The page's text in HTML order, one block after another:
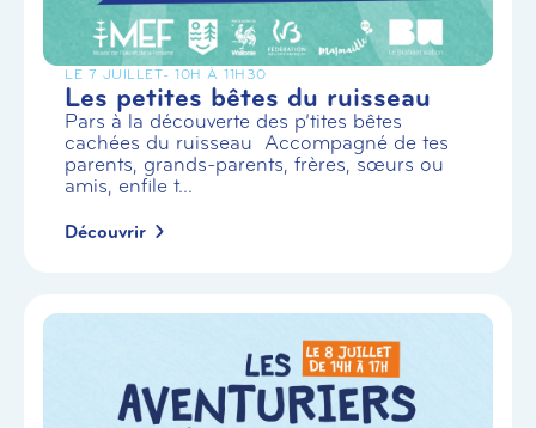
LE 7 JUILLET- 10H À 11H30
Les petites bêtes du ruisseau
Pars à la découverte des p’tites bêtes
cachées du ruisseau Accompagné de tes
parents, grands-parents, frères, sœurs ou
amis, enfile t...
Découvrir